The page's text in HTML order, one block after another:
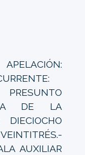
DE LA
DIECIOCHO
AUXILIAR